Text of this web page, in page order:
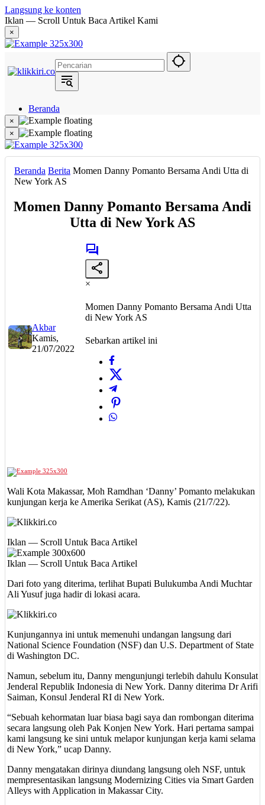
Langsung ke konten
Iklan — Scroll Untuk Baca Artikel Kami
×
Beranda
Hukum
Berita
Politik
Narasi
Metropolis
Eksekutif
×
×
Beranda Berita Momen Danny Pomanto Bersama Andi Utta di
New York AS
Momen Danny Pomanto Bersama Andi
Utta di New York AS
Akbar
Kamis,
21/07/2022
×
Momen Danny Pomanto Bersama Andi Utta
di New York AS
Sebarkan artikel ini
Wali Kota Makassar, Moh Ramdhan ‘Danny’ Pomanto melakukan
kunjungan kerja ke Amerika Serikat (AS), Kamis (21/7/22).
Iklan — Scroll Untuk Baca Artikel
Iklan — Scroll Untuk Baca Artikel
Dari foto yang diterima, terlihat Bupati Bulukumba Andi Muchtar
Ali Yusuf juga hadir di lokasi acara.
Kunjungannya ini untuk memenuhi undangan langsung dari
National Science Foundation (NSF) dan U.S. Department of State
di Washington DC.
Namun, sebelum itu, Danny mengunjungi terlebih dahulu Konsulat
Jenderal Republik Indonesia di New York. Danny diterima Dr Arifi
Saiman, Konsul Jenderal RI di New York.
“Sebuah kehormatan luar biasa bagi saya dan rombongan diterima
secara langsung oleh Pak Konjen New York. Hari pertama sampai
kami langsung ke sini untuk melapor kunjungan kerja kami selama
di New York,” ucap Danny.
Danny mengatakan dirinya diundang langsung oleh NSF, untuk
mempresentasikan langsung Modernizing Cities via Smart Garden
Alleys with Application in Makassar City.